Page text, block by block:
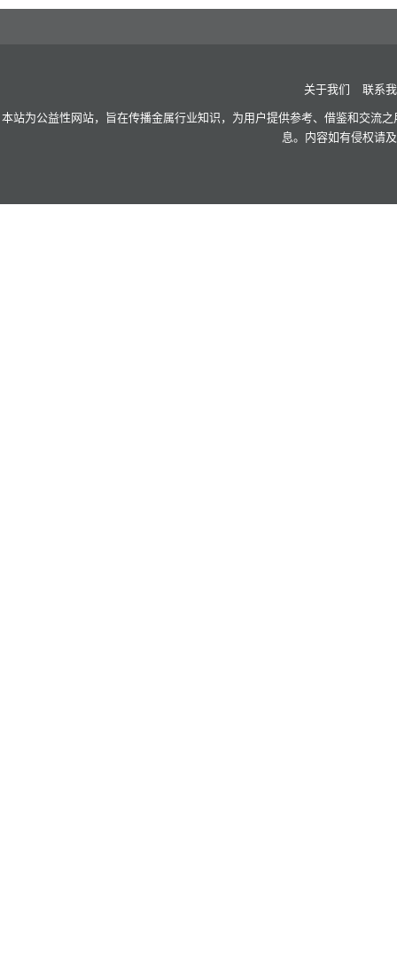
关于我们 联系
本站为公益性网站，旨在传播金属行业知识，为用户提供参考、借鉴和交流
息。内容如有侵权请